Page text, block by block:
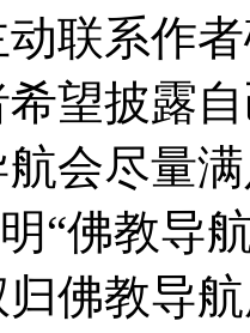
联系作
望披露
会尽量
“佛教导
佛教导